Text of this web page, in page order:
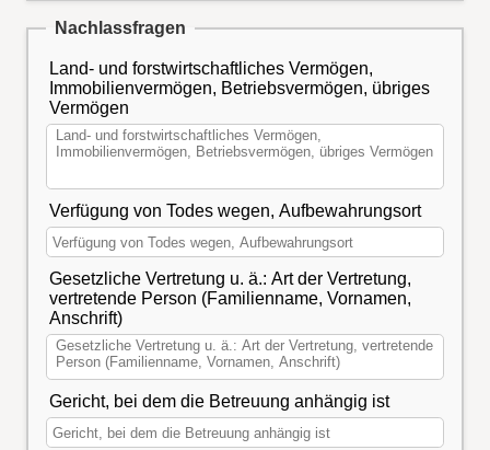
Nachlassfragen
Land- und forstwirtschaftliches Vermögen,
Immobilienvermögen, Betriebsvermögen, übriges
Vermögen
Verfügung von Todes wegen, Aufbewahrungsort
Gesetzliche Vertretung u. ä.: Art der Vertretung,
vertretende Person (Familienname, Vornamen,
Anschrift)
Gericht, bei dem die Betreuung anhängig ist